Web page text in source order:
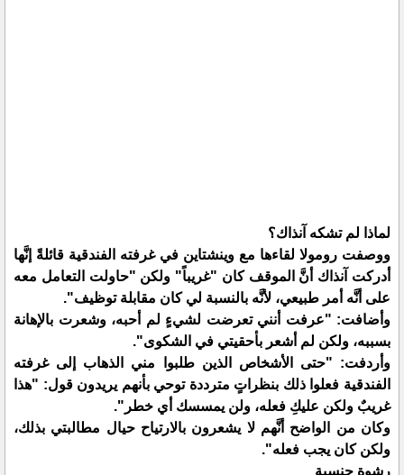
لماذا لم تشكه آنذاك؟
ووصفت رومولا لقاءها مع وينشتاين في غرفته الفندقية قائلةً إنَّها
أدركت آنذاك أنَّ الموقف كان "غريباً" ولكن "حاولت التعامل معه
على أنَّه أمر طبيعي، لأنَّه بالنسبة لي كان مقابلة توظيف".
وأضافت: "عرفت أنني تعرضت لشيءٍ لم أحبه، وشعرت بالإهانة
بسببه، ولكن لم أشعر بأحقيتي في الشكوى".
وأردفت: "حتى الأشخاص الذين طلبوا مني الذهاب إلى غرفته
الفندقية فعلوا ذلك بنظراتٍ مترددة توحي بأنهم يريدون قول: "هذا
غريبٌ ولكن عليكِ فعله، ولن يمسسك أي خطر".
وكان من الواضح أنَّهم لا يشعرون بالارتياح حيال مطالبتي بذلك،
ولكن كان يجب فعله".
رشوة جنسية